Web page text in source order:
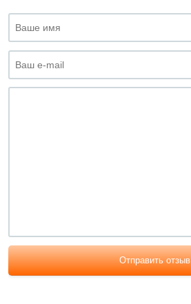
Отправить отзыв